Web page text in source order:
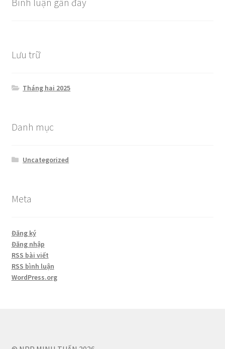
Lưu trữ
Tháng hai 2025
Danh mục
Uncategorized
Meta
Đăng ký
Đăng nhập
RSS bài viết
RSS bình luận
WordPress.org